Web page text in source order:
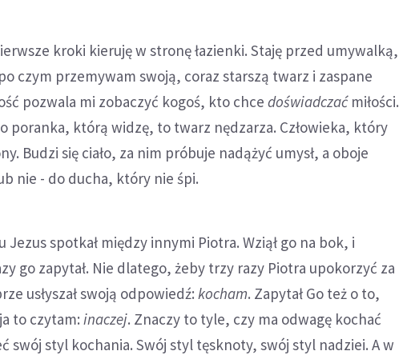
kroki kieruję w stronę łazienki. Staję przed umywalką,
czym przemywam swoją, coraz starszą twarz i zaspane
pozwala mi zobaczyć kogoś, kto chcedoświadczaćmiłości.
poranka, którą widzę, to twarz nędzarza. Człowieka, który
Budzi się ciało, za nim próbuje nadążyć umysł, a oboje
nie - do ducha, który nie śpi.
spotkał między innymi Piotra. Wziął go na bok, i
go zapytał. Nie dlatego, żeby trzy razy Piotra upokorzyć za
usłyszał swoją odpowiedź: kocham. Zapytał Go też o to,
to czytam: inaczej. Znaczy to tyle, czy ma odwagę kochać
swój styl kochania. Swój styl tęsknoty, swój styl nadziei. A w